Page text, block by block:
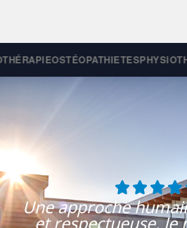
OSTÉOPATHIETES
Une approche
et respectueuse. Je